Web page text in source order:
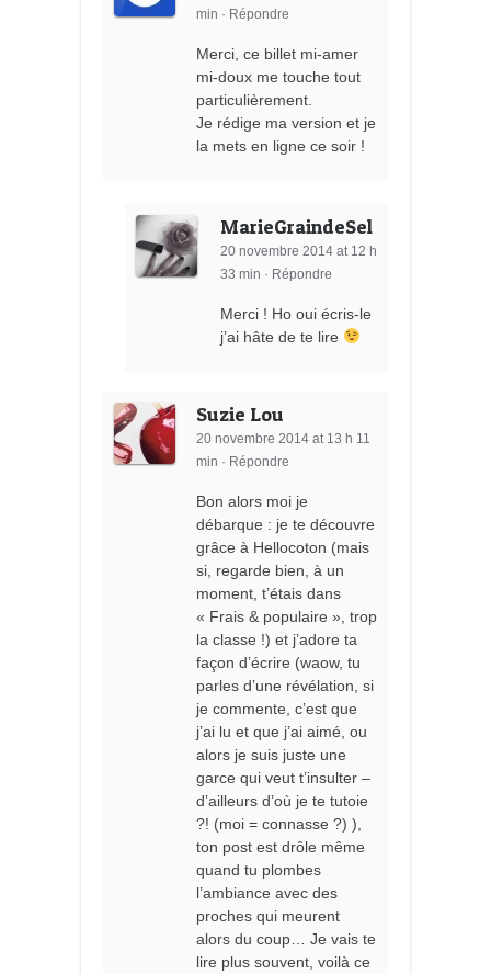
min · Répondre
Merci, ce billet mi-amer
mi-doux me touche tout
particulièrement.
Je rédige ma version et je
la mets en ligne ce soir !
MarieGraindeSel
20 novembre 2014 at 12 h
33 min · Répondre
Merci ! Ho oui écris-le
j’ai hâte de te lire
Suzie Lou
20 novembre 2014 at 13 h 11
min · Répondre
Bon alors moi je
débarque : je te découvre
grâce à Hellocoton (mais
si, regarde bien, à un
moment, t’étais dans
« Frais & populaire », trop
la classe !) et j’adore ta
façon d’écrire (waow, tu
parles d’une révélation, si
je commente, c’est que
j’ai lu et que j’ai aimé, ou
alors je suis juste une
garce qui veut t’insulter –
d’ailleurs d’où je te tutoie
?! (moi = connasse ?) ),
ton post est drôle même
quand tu plombes
l’ambiance avec des
proches qui meurent
alors du coup… Je vais te
lire plus souvent, voilà ce